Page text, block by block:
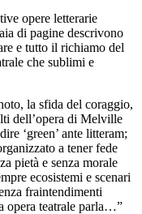
opere letterarie
di pagine descrivono
e tutto il richiamo del
che sublimi e
la sfida del coraggio,
dell’opera di Melville
‘green’ ante litteram;
a tener fede
pietà e senza morale
ecosistemi e scenari
fraintendimenti
opera teatrale parla…”